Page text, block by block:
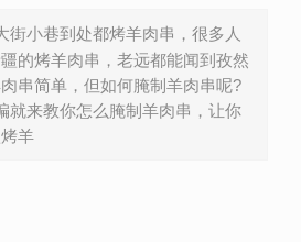
小巷到处都烤羊肉串，很多人
的烤羊肉串，老远都能闻到孜然
串简单，但如何腌制羊肉串呢?
就来教你怎么腌制羊肉串，让你
羊